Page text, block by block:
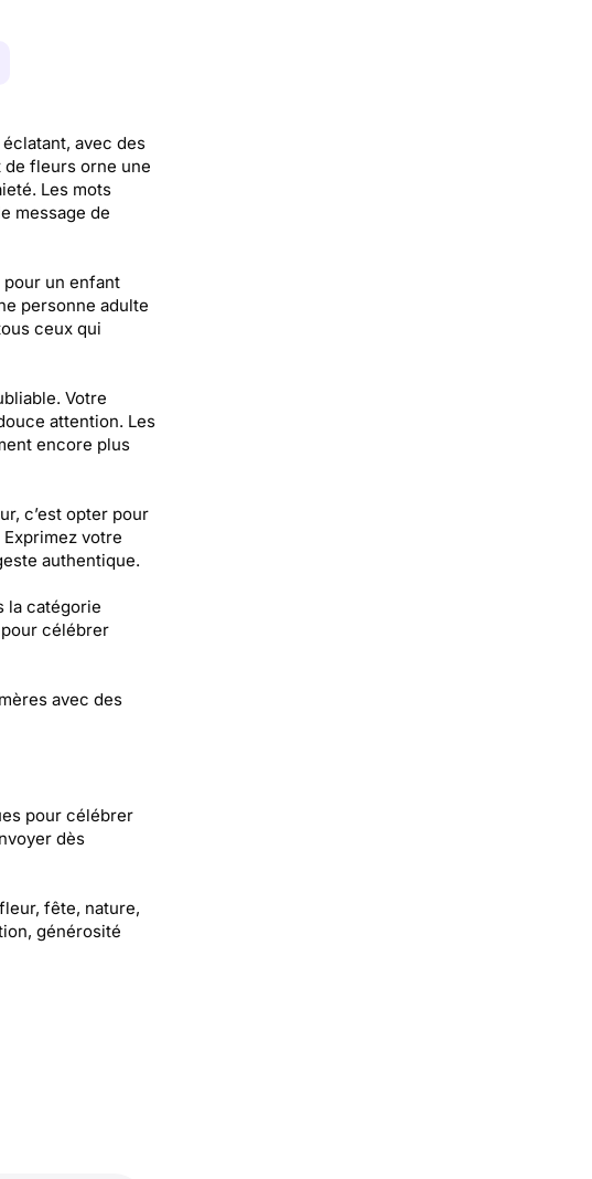
avec des
fleurs orne une
Les mots
message de
un enfant
personne adulte
ceux qui
Votre
attention. Les
encore plus
c’est opter pour
votre
authentique.
la catégorie
célébrer
avec des
pour célébrer
dès
fête, nature,
générosité